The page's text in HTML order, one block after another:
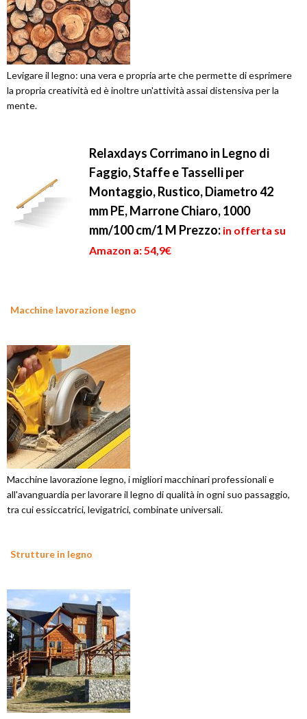
Levigare il legno: una vera e propria arte che permette di esprimere
la propria creatività ed è inoltre un'attività assai distensiva per la
mente.
Relaxdays Corrimano in Legno di
Faggio, Staffe e Tasselli per
Montaggio, Rustico, Diametro 42
mm PE, Marrone Chiaro, 1000
mm/100 cm/1 M Prezzo: in offerta su
Amazon a: 54,9€
Macchine lavorazione legno
Macchine lavorazione legno, i migliori macchinari professionali e
all'avanguardia per lavorare il legno di qualità in ogni suo passaggio,
tra cui essiccatrici, levigatrici, combinate universali.
Strutture in legno